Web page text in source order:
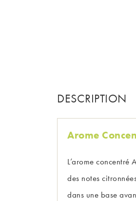
DESCRIPTION
Arome
L’arome
des notes
dans une base